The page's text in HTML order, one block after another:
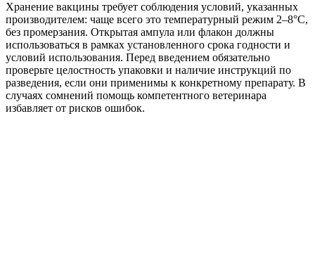
Хранение вакцины требует соблюдения условий, указанных
производителем: чаще всего это температурный режим 2–8°C,
без промерзания. Открытая ампула или флакон должны
использоваться в рамках установленного срока годности и
условий использования. Перед введением обязательно
проверьте целостность упаковки и наличие инструкций по
разведения, если они применимы к конкретному препарату. В
случаях сомнений помощь компетентного ветеринара
избавляет от рисков ошибок.